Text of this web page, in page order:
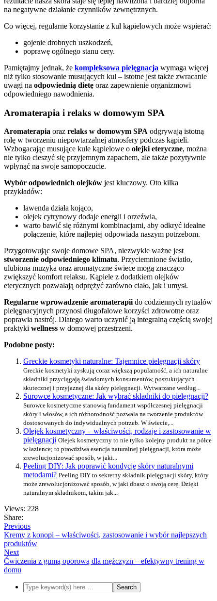
na negatywne działanie czynników zewnętrznych.
Co więcej, regularne korzystanie z kul kąpielowych może wspierać:
gojenie drobnych uszkodzeń,
poprawę ogólnego stanu cery.
Pamiętajmy jednak, że kompleksowa pielęgnacja wymaga więcej
niż tylko stosowanie musujących kul – istotne jest także zwracanie
uwagi na odpowiednią dietę oraz zapewnienie organizmowi
odpowiedniego nawodnienia.
Aromaterapia i relaks w domowym SPA
Aromaterapia oraz relaks w domowym SPA odgrywają istotną
rolę w tworzeniu niepowtarzalnej atmosfery podczas kąpieli.
Wzbogacając musujące kule kąpielowe o olejki eteryczne, można
nie tylko cieszyć się przyjemnym zapachem, ale także pozytywnie
wpłynąć na swoje samopoczucie.
Wybór odpowiednich olejków jest kluczowy. Oto kilka
przykładów:
lawenda działa kojąco,
olejek cytrynowy dodaje energii i orzeźwia,
warto bawić się różnymi kombinacjami, aby odkryć idealne
połączenie, które najlepiej odpowiada naszym potrzebom.
Przygotowując swoje domowe SPA, niezwykle ważne jest
stworzenie odpowiedniego klimatu. Przyciemnione światło,
ulubiona muzyka oraz aromatyczne świece mogą znacząco
zwiększyć komfort relaksu. Kąpiele z dodatkiem olejków
eterycznych pozwalają odprężyć zarówno ciało, jak i umysł.
Regularne wprowadzenie aromaterapii do codziennych rytuałów
pielęgnacyjnych przynosi długofalowe korzyści zdrowotne oraz
poprawia nastrój. Dlatego warto uczynić ją integralną częścią swojej
praktyki wellness w domowej przestrzeni.
Podobne posty:
Greckie kosmetyki naturalne: Tajemnice pielęgnacji skóry
Greckie kosmetyki zyskują coraz większą popularność, a ich naturalne
składniki przyciągają świadomych konsumentów, poszukujących
skutecznej i przyjaznej dla skóry pielęgnacji. Wytwarzane według...
Surowce kosmetyczne: Jak wybrać składniki do pielęgnacji?
Surowce kosmetyczne stanowią fundament współczesnej pielęgnacji
skóry i włosów, a ich różnorodność pozwala na tworzenie produktów
dostosowanych do indywidualnych potrzeb. W świecie,...
Olejek kosmetyczny – właściwości, rodzaje i zastosowanie w
pielęgnacji Olejek kosmetyczny to nie tylko kolejny produkt na półce
w łazience; to prawdziwa esencja naturalnej pielęgnacji, która może
zrewolucjonizować sposób, w jaki...
Peeling DIY: Jak poprawić kondycję skóry naturalnymi
metodami? Peeling DIY to sekretny składnik pielęgnacji skóry, który
może zrewolucjonizować sposób, w jaki dbasz o swoją cerę. Dzięki
naturalnym składnikom, takim jak...
Views: 228
Share:
Previous
Kremy z konopi – właściwości, zastosowanie i wybór najlepszych
produktów
Next
Ćwiczenia z gumą oporową dla mężczyzn – efektywny trening w
domu